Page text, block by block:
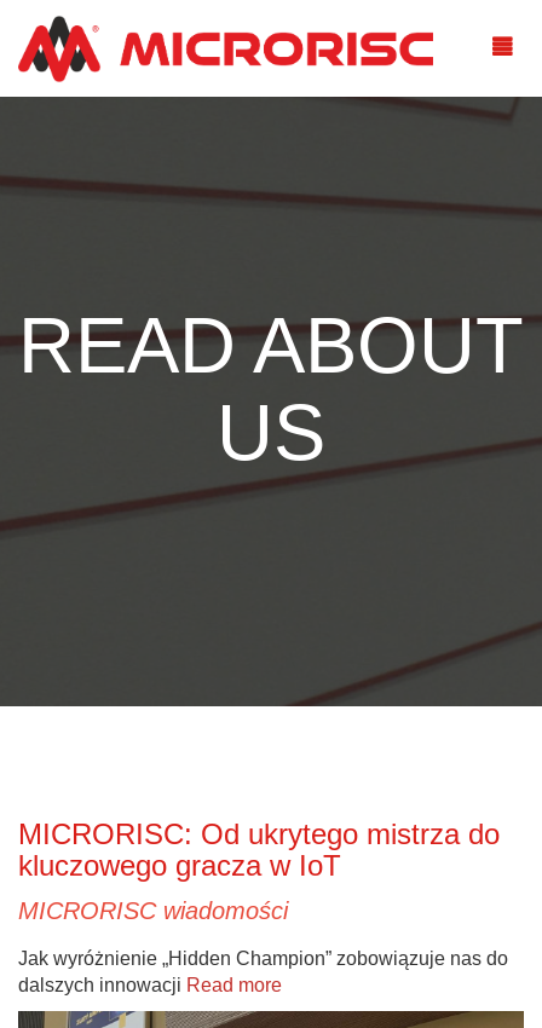
READ ABOUT
US
MICRORISC: Od ukrytego mistrza do
kluczowego gracza w IoT
MICRORISC wiadomości
Jak wyróżnienie „Hidden Champion” zobowiązuje nas do
dalszych innowacji Read more